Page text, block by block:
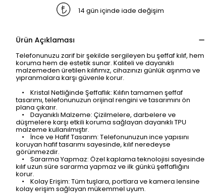
14 gün içinde iade değişim
Ürün Açıklaması
Telefonunuzu zarif bir şekilde sergileyen bu şeffaf kılıf, hem
koruma hem de estetik sunar. Kaliteli ve dayanıklı
malzemeden üretilen kılıfımız, cihazınızı günlük aşınma ve
yıpranmalara karşı güvenle korur.
• Kristal Netliğinde Şeffaflık: Kılıfın tamamen şeffaf
tasarımı, telefonunuzun orijinal rengini ve tasarımını ön
plana çıkarır.
• Dayanıklı Malzeme: Çizilmelere, darbelere ve
düşmelere karşı etkili koruma sağlayan dayanıklı TPU
malzeme kullanılmıştır.
• İnce ve Hafif Tasarım: Telefonunuzun ince yapısını
koruyan hafif tasarımı sayesinde, kılıf neredeyse
görünmezdir.
• Sararma Yapmaz: Özel kaplama teknolojisi sayesinde
kılıf uzun süre sararma yapmaz ve ilk günkü şeffaflığını
korur.
• Kolay Erişim: Tüm tuşlara, portlara ve kamera lensine
kolay erişim sağlayan mükemmel uyum.